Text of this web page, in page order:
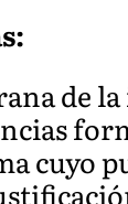
de
cuyo